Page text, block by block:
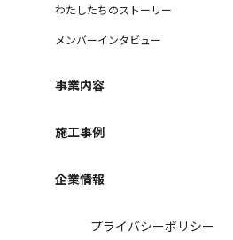
わたしたちのストーリー
メンバーインタビュー
事業内容
施工事例
企業情報
プライバシーポリシー